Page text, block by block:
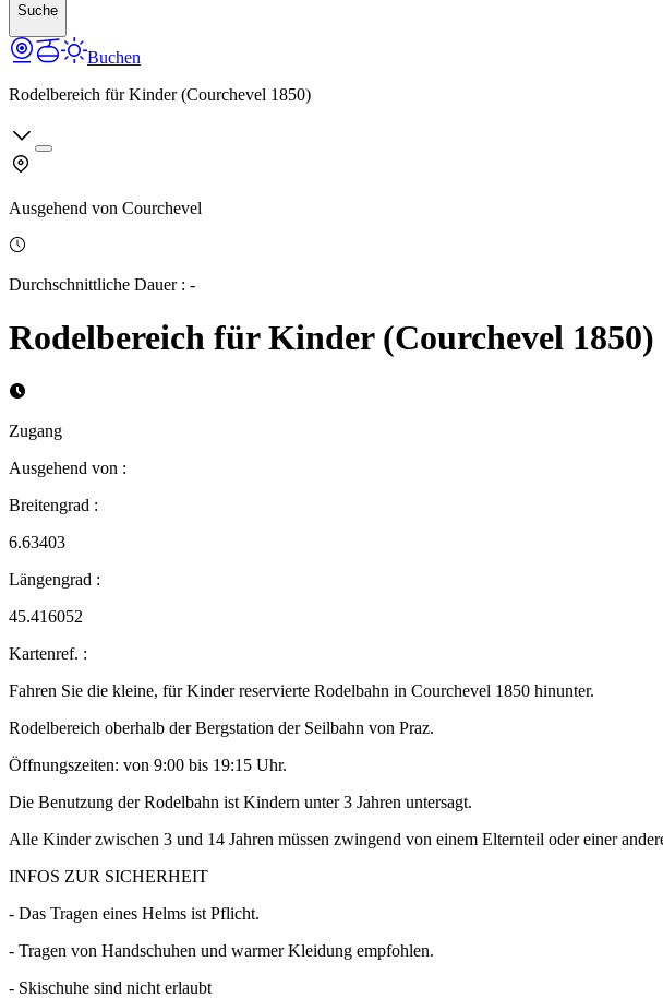
Suche
Buchen
Rodelbereich für Kinder (Courchevel 1850)
Ausgehend von Courchevel
Durchschnittliche Dauer: -
Rodelbereich für Kinder (Courchevel 1850)
Zugang
Ausgehend von :
Breitengrad :
6.63403
Längengrad :
45.416052
Kartenref. :
Fahren Sie die kleine, für Kinder reservierte Rodelbahn in Courchevel 1850 hinunter.
Rodelbereich oberhalb der Bergstation der Seilbahn von Praz.
Öffnungszeiten: von 9:00 bis 19:15 Uhr.
Die Benutzung der Rodelbahn ist Kindern unter 3 Jahren untersagt.
Alle Kinder zwischen 3 und 14 Jahren müssen zwingend von einem Elternteil oder einer
INFOS ZUR SICHERHEIT
- Das Tragen eines Helms ist Pflicht.
- Tragen von Handschuhen und warmer Kleidung empfohlen.
- Skischuhe sind nicht erlaubt